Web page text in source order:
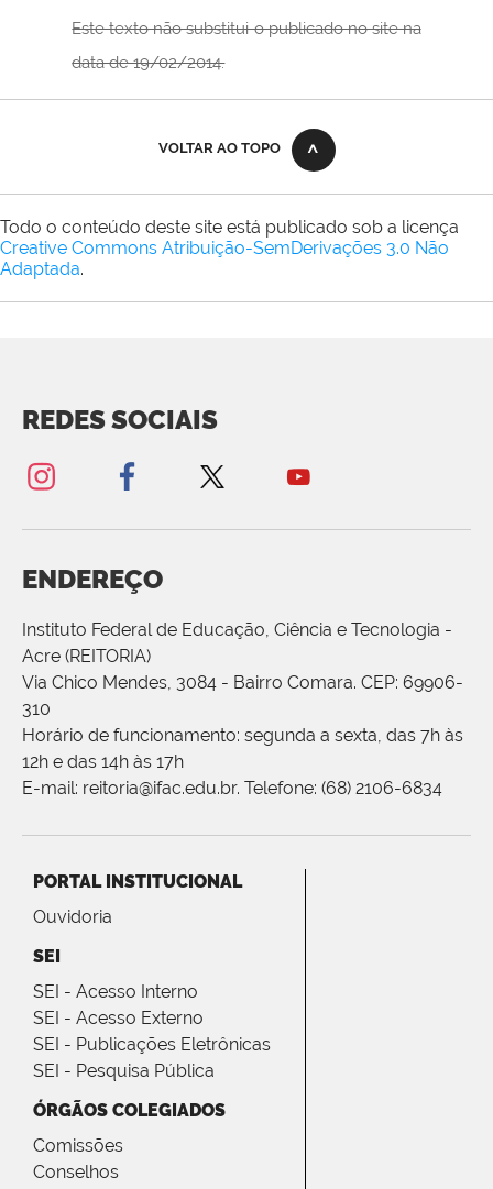
Este texto não substitui o publicado no site na
data de 19/02/2014.
VOLTAR AO TOPO
Todo o conteúdo deste site está publicado sob a licença
Creative Commons Atribuição-SemDerivações 3.0 Não
Adaptada.
REDES SOCIAIS
ENDEREÇO
Instituto Federal de Educação, Ciência e Tecnologia -
Acre (REITORIA)
Via Chico Mendes, 3084 - Bairro Comara. CEP: 69906-
310
Horário de funcionamento: segunda a sexta, das 7h às
12h e das 14h às 17h
E-mail: reitoria@ifac.edu.br. Telefone: (68) 2106-6834
PORTAL INSTITUCIONAL
Ouvidoria
SEI
SEI - Acesso Interno
SEI - Acesso Externo
SEI - Publicações Eletrônicas
SEI - Pesquisa Pública
ÓRGÃOS COLEGIADOS
Comissões
Conselhos